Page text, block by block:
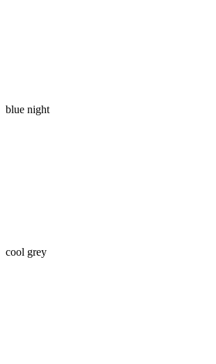
blue night
cool grey